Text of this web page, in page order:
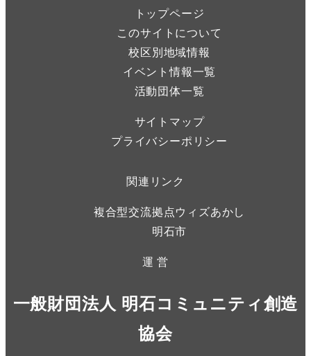
トップページ
このサイトについて
校区別地域情報
イベント情報一覧
活動団体一覧
サイトマップ
プライバシーポリシー
関連リンク
複合型交流拠点ウィズあかし
明石市
運 営
一般財団法人 明石コミュニティ創造
協会